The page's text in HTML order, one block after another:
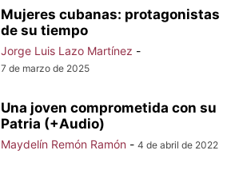
Mujeres cubanas: protagonistas
de su tiempo
Jorge Luis Lazo Martínez -
7 de marzo de 2025
Una joven comprometida con su
Patria (+Audio)
Maydelín Remón Ramón - 4 de abril de 2022